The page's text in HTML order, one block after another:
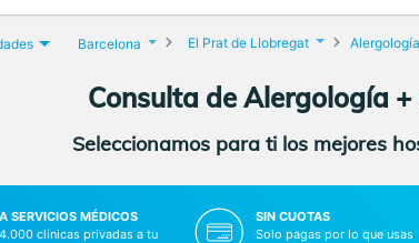
Barcelona El Prat de Llobregat Alergología
Consulta de Alergología
Seleccionamos para ti los mejores
SERVICIOS MÉDICOS
clínicas privadas a tu
SIN CUOTAS
Solo pagas por lo que usas